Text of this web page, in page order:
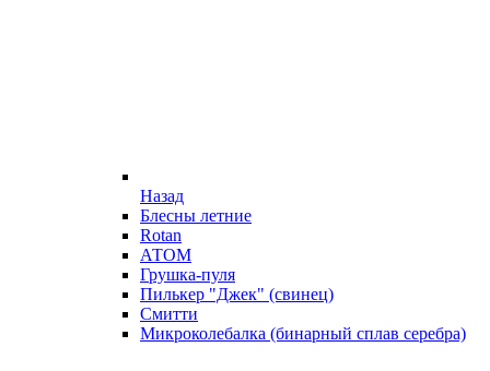
Назад
Блесны летние
Rotan
АТОМ
Грушка-пуля
Пилькер "Джек" (свинец)
Смитти
Микроколебалка (бинарный сплав серебра)